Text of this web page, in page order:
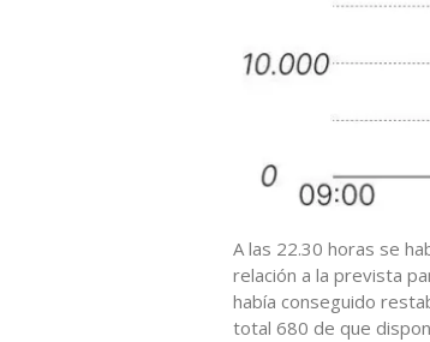
A las 22.30 horas se
relación a la prevista
había conseguido
total 680 de que